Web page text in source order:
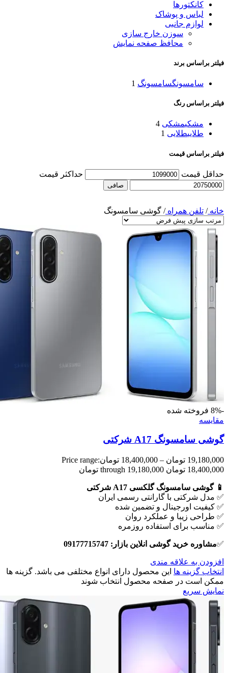
کانکتورها
لباس و پوشاک
لوازم جانبی
سوزن خارج سازی
محافظ صفحه نمایش
فیلتر براساس برند
سامسونگسامسونگ 1
فیلتر براساس رنگ
مشکیمشکی 4
طلاییطلایی 1
فیلتر براساس قیمت
حداقل قیمت حداكثر قيمت
صافی
خانه/ تلفن همراه/ گوشی سامسونگ
-8%
فروخته شده
مقايسه
گوشی سامسونگ A17 شرکتی
19,180,000 تومان –
18,400,000 تومانPrice range:
18,400,000 تومان through 19,180,000 تومان
📱 گوشی سامسونگ گلکسی A17 شرکتی
✅ مدل شرکتی با گارانتی رسمی ایران
✅ کیفیت اورجینال و تضمین شده
✅ طراحی زیبا و عملکرد روان
✅ مناسب برای استفاده روزمره
✅مشاوره خرید گوشی انلاین بازار: 09177715747
افزودن به علاقه مندی
انتخاب گزینه ها این محصول دارای انواع مختلفی می باشد. گزینه ها
ممکن است در صفحه محصول انتخاب شوند
نمایش سریع